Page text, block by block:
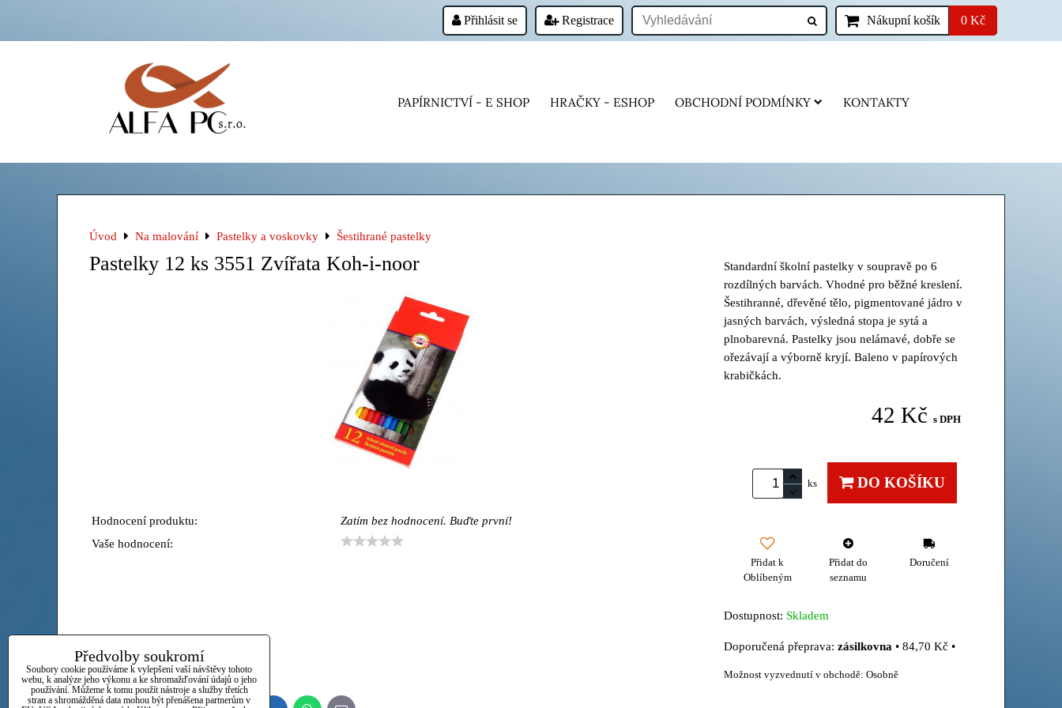
Přihlásit se Registrace Nákupní košík 0 Kč
PAPÍRNICTVÍ - E SHOP HRAČKY - ESHOP OBCHODNÍ PODMÍNKY KONTAKTY
Úvod Na malování Pastelky a voskovky Šestihrané pastelky
Pastelky 12 ks 3551 Zvířata Koh-i-noor
Hodnocení produktu:
Zatím bez hodnocení. Buďte první!
Vaše hodnocení:
Standardní školní pastelky v soupravě po 6
rozdílných barvách. Vhodné pro běžné kreslení.
Šestihranné, dřevěné tělo, pigmentované jádro v
jasných barvách, výsledná stopa je sytá a
plnobarevná. Pastelky jsou nelámavé, dobře se
ořezávají a výborně kryjí. Baleno v papírových
krabičkách.
42 Kč s DPH
ks DO KOŠÍKU
Přidat k
Oblíbeným
Přidat do
seznamu
Doručení
Dostupnost: Skladem
zásilkovna • 84,70 Kč •
Osobně
Předvolby soukromí
Soubory cookie používáme k vylepšení vaší návštěvy tohoto
webu, k analýze jeho výkonu a ke shromažďování údajů o jeho
používání. Můžeme k tomu použít nástroje a služby třetích
stran a shromážděná data mohou být přenášena partnerům v